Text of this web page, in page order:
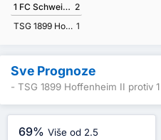
1 FC Schweinfurt 1905 2
TSG 1899 Hoffenheim II 1
Sve Prognoze
- TSG 1899 Hoffenheim II protiv
69% Više od 2.5